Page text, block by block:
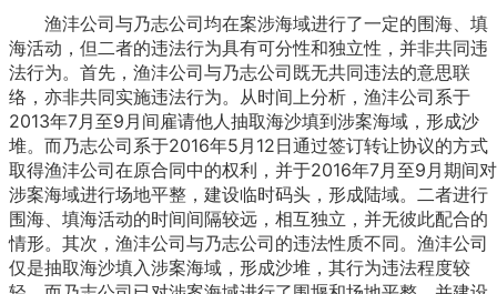
渔沣公司与乃志公司均在案涉海域进行了一定的围海、填
海活动，但二者的违法行为具有可分性和独立性，并非共同违
法行为。首先，渔沣公司与乃志公司既无共同违法的意思联
络，亦非共同实施违法行为。从时间上分析，渔沣公司系于
2013年7月至9月间雇请他人抽取海沙填到涉案海域，形成沙
堆。而乃志公司系于2016年5月12日通过签订转让协议的方式
取得渔沣公司在原合同中的权利，并于2016年7月至9月期间对
涉案海域进行场地平整，建设临时码头，形成陆域。二者进行
围海、填海活动的时间间隔较远，相互独立，并无彼此配合的
情形。其次，渔沣公司与乃志公司的违法性质不同。渔沣公司
仅是抽取海沙填入涉案海域，形成沙堆，其行为违法程度较